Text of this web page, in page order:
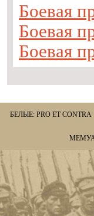
Боевая
Боевая
Боевая
БЕЛЫЕ: PRO ET CONTRA